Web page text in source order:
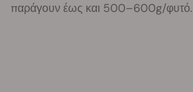
παράγουν έως και 500–600g/φυτό.